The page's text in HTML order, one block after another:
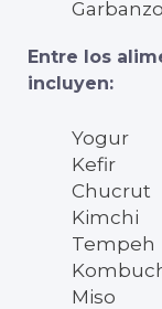
Entre los
incluyen:
Yogur
Kefir
Chucrut
Kimchi
Tempeh
Miso